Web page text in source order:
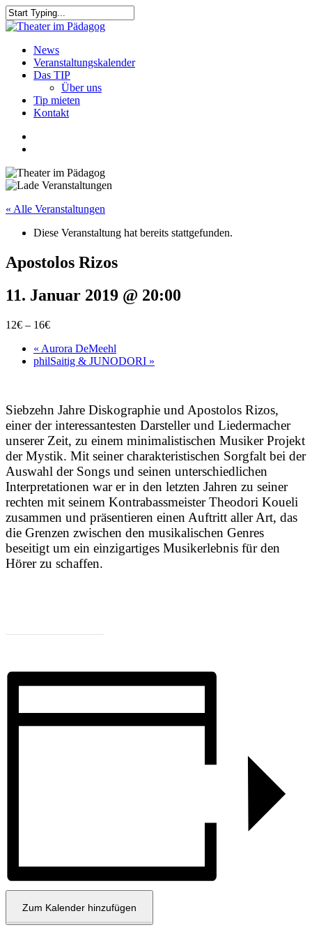
Skip
to
content
Close
search
Menu
News
Veranstaltungskalender
Das TIP
Über uns
Tip mieten
Kontakt
« Alle Veranstaltungen
Diese Veranstaltung hat bereits stattgefunden.
Apostolos Rizos
11. Januar 2019 @ 20:00
12€ – 16€
« Aurora DeMeehl
philSaitig & JUNODORI »
Siebzehn Jahre Diskographie und Apostolos Rizos,
einer der interessantesten Darsteller und Liedermacher
unserer Zeit, zu einem minimalistischen Musiker Projekt
der Mystik. Mit seiner charakteristischen Sorgfalt bei der
Auswahl der Songs und seinen unterschiedlichen
Interpretationen war er in den letzten Jahren zu seiner
rechten mit seinem Kontrabassmeister Theodori Koueli
zusammen und präsentieren einen Auftritt aller Art, das
die Grenzen zwischen den musikalischen Genres
beseitigt um ein einzigartiges Musikerlebnis für den
Hörer zu schaffen.
Zum Kalender hinzufügen